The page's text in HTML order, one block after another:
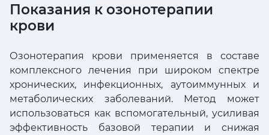
Показания к озонотерапии
крови
Озонотерапия крови применяется в составе
комплексного лечения при широком спектре
хронических, инфекционных, аутоиммунных и
метаболических заболеваний. Метод может
использоваться как вспомогательный, усиливая
эффективность базовой терапии и снижая